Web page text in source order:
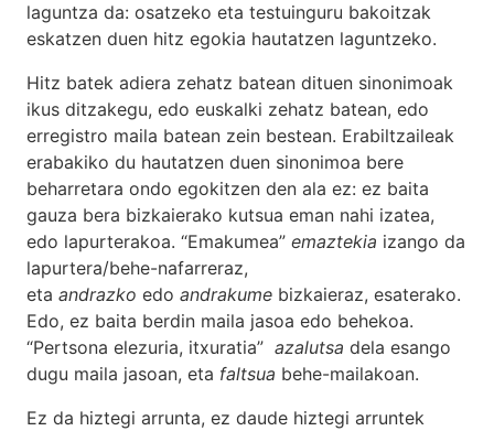
laguntza da: osatzeko eta testuinguru bakoitzak
eskatzen duen hitz egokia hautatzen laguntzeko.
Hitz batek adiera zehatz batean dituen sinonimoak
ikus ditzakegu, edo euskalki zehatz batean, edo
erregistro maila batean zein bestean. Erabiltzaileak
erabakiko du hautatzen duen sinonimoa bere
beharretara ondo egokitzen den ala ez: ez baita
gauza bera bizkaierako kutsua eman nahi izatea,
edo lapurterakoa. “Emakumea” emaztekia izango da
lapurtera/behe-nafarreraz,
eta andrazko edo andrakume bizkaieraz, esaterako.
Edo, ez baita berdin maila jasoa edo behekoa.
“Pertsona elezuria, itxuratia” azalutsa dela esango
dugu maila jasoan, eta faltsua behe-mailakoan.
Ez da hiztegi arrunta, ez daude hiztegi arruntek